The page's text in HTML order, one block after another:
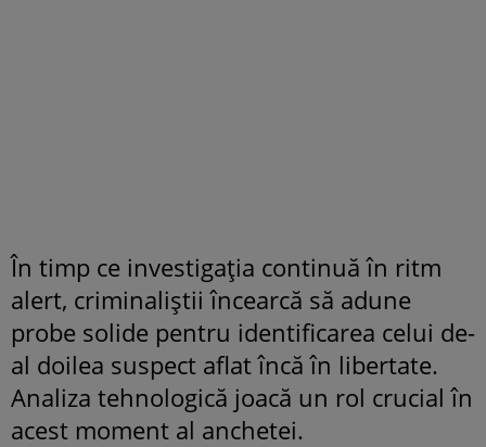
În timp ce investigația continuă în ritm
alert, criminaliștii încearcă să adune
probe solide pentru identificarea celui de-
al doilea suspect aflat încă în libertate.
Analiza tehnologică joacă un rol crucial în
acest moment al anchetei.